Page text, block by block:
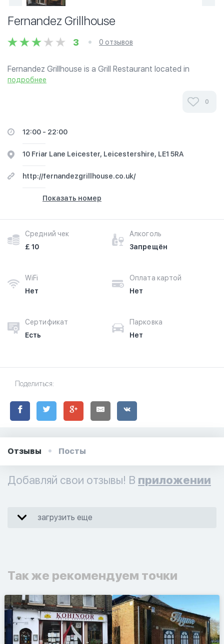
Fernandez Grillhouse
3 0 отзывов
Fernandez Grillhouse is a Grill Restaurant located in
Loughborough Town Centre.
подробнее
0
12:00 - 22:00
10 Friar Lane Leicester, Leicestershire, LE1 5RA
http://fernandezgrillhouse.co.uk/
Показать номер
Средний чек
£ 10
Алкоголь
Запрещён
WiFi
Нет
Оплата картой
Нет
Сертификат
Есть
Парковка
Нет
Поделиться:
Отзывы Посты
Добавляй свои отзывы! В приложении
загрузить еще
Так же рекомендуем точки